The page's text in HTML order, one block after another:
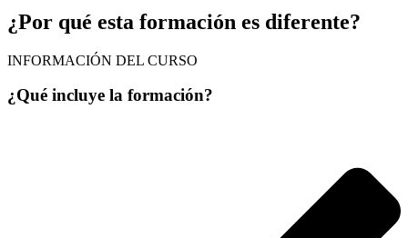
¿Por qué esta formación es diferente?
INFORMACIÓN DEL CURSO
¿Qué incluye la formación?